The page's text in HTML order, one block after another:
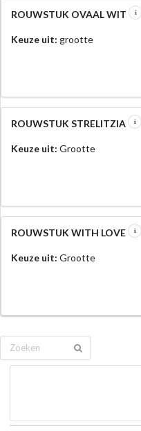
ROUWSTUK OVAAL WIT
Keuze uit: grootte
ROUWSTUK STRELITZIA
Keuze uit: Grootte
ROUWSTUK WITH LOVE
Keuze uit: Grootte